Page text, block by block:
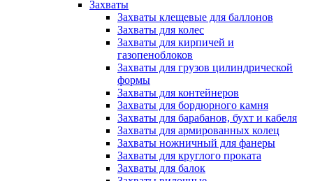
Захваты
Захваты клещевые для баллонов
Захваты для колес
Захваты для кирпичей и
газопеноблоков
Захваты для грузов цилиндрической
формы
Захваты для контейнеров
Захваты для бордюрного камня
Захваты для барабанов, бухт и кабеля
Захваты для армированных колец
Захваты ножничный для фанеры
Захваты для круглого проката
Захваты для балок